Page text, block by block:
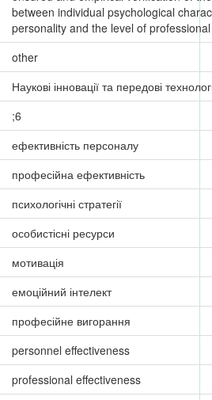
between individual psychological
personality and the level of
other
Наукові інновації та передові
;6
ефективність персоналу
професійна ефективність
психологічні стратегії
особистісні ресурси
мотивація
емоційний інтелект
професійне вигорання
personnel effectiveness
professional effectiveness